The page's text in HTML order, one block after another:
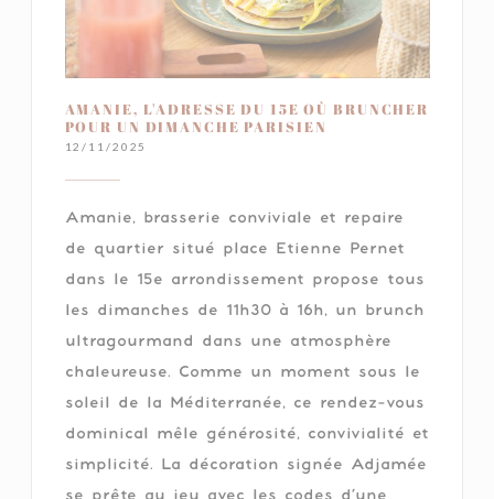
AMANIE, L'ADRESSE DU 15E OÙ BRUNCHER
POUR UN DIMANCHE PARISIEN
12/11/2025
Amanie, brasserie conviviale et repaire
de quartier situé place Etienne Pernet
dans le 15e arrondissement propose tous
les dimanches de 11h30 à 16h, un brunch
ultragourmand dans une atmosphère
chaleureuse. Comme un moment sous le
soleil de la Méditerranée, ce rendez-vous
dominical mêle générosité, convivialité et
simplicité. La décoration signée Adjamée